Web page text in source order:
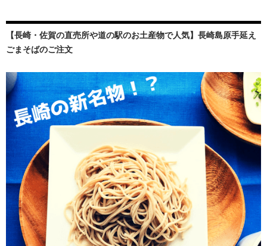
【長崎・佐賀の直売所や道の駅のお土産物で人気】長崎島原手延え
ごまそばのご注文